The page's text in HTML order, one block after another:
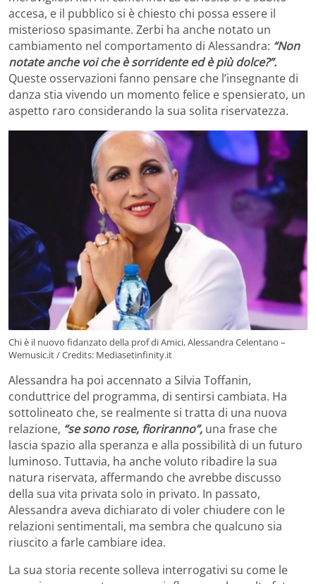
accesa, e il pubblico si è chiesto chi possa essere il
misterioso spasimante. Zerbi ha anche notato un
cambiamento nel comportamento di Alessandra: “Non
notate anche voi che è sorridente ed è più dolce?”.
Queste osservazioni fanno pensare che l’insegnante di
danza stia vivendo un momento felice e spensierato, un
aspetto raro considerando la sua solita riservatezza.
Chi è il nuovo fidanzato della prof di Amici, Alessandra Celentano –
Wemusic.it / Credits: Mediasetinfinity.it
Alessandra ha poi accennato a Silvia Toffanin,
conduttrice del programma, di sentirsi cambiata. Ha
sottolineato che, se realmente si tratta di una nuova
relazione, “se sono rose, fioriranno”, una frase che
lascia spazio alla speranza e alla possibilità di un futuro
luminoso. Tuttavia, ha anche voluto ribadire la sua
natura riservata, affermando che avrebbe discusso
della sua vita privata solo in privato. In passato,
Alessandra aveva dichiarato di voler chiudere con le
relazioni sentimentali, ma sembra che qualcuno sia
riuscito a farle cambiare idea.
La sua storia recente solleva interrogativi su come le